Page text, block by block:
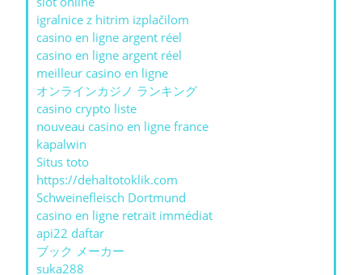
igralnice z hitrim izplačilom
casino en ligne argent réel
casino en ligne argent réel
meilleur casino en ligne
オンラインカジノ ランキング
casino crypto liste
nouveau casino en ligne france
kapalwin
Situs toto
https://dehaltotoklik.com
Schweinefleisch Dortmund
casino en ligne retrait immédiat
api22 daftar
ブック メーカー
suka288